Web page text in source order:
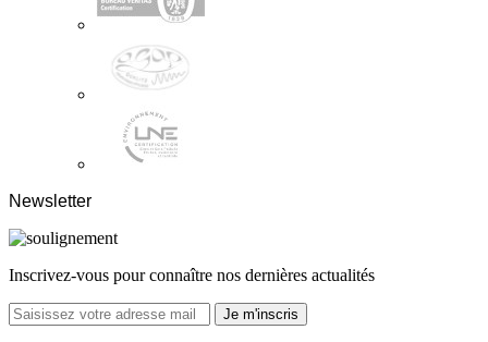
Newsletter
Inscrivez-vous pour connaître nos dernières actualités
Je m'inscris